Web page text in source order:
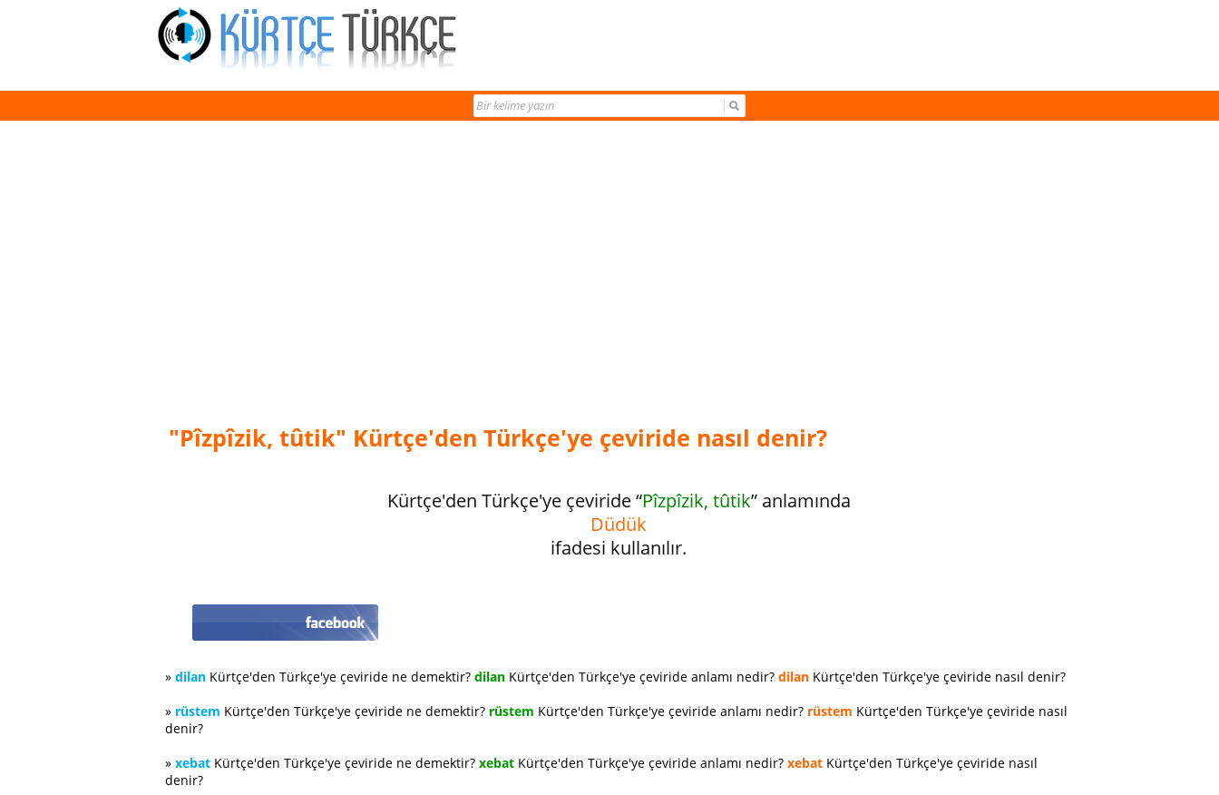
"Pîzpîzik, tûtik" Kürtçe'den Türkçe'ye çeviride nasıl denir?
Kürtçe'den Türkçe'ye çeviride “Pîzpîzik, tûtik” anlamında
Düdük
ifadesi kullanılır.
» dilan Kürtçe'den Türkçe'ye çeviride ne demektir? dilan Kürtçe'den Türkçe'ye çeviride anlamı nedir? dilan Kürtçe'den Türkçe'ye çeviride nasıl denir?
» rüstem Kürtçe'den Türkçe'ye çeviride ne demektir? rüstem Kürtçe'den Türkçe'ye çeviride anlamı nedir? rüstem Kürtçe'den Türkçe'ye çeviride nasıl
denir?
» xebat Kürtçe'den Türkçe'ye çeviride ne demektir? xebat Kürtçe'den Türkçe'ye çeviride anlamı nedir? xebat Kürtçe'den Türkçe'ye çeviride nasıl
denir?